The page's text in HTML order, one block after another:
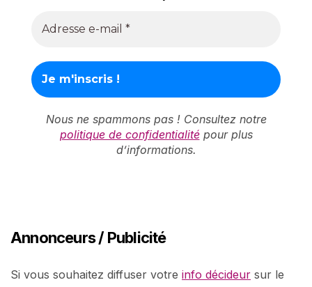
Nous ne spammons pas ! Consultez notre
politique de confidentialitépour plus
d’informations.
Annonceurs / Publicité
Si vous souhaitez diffuser votre info décideur sur le